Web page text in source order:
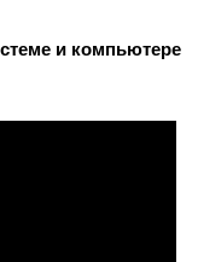
и компьютере